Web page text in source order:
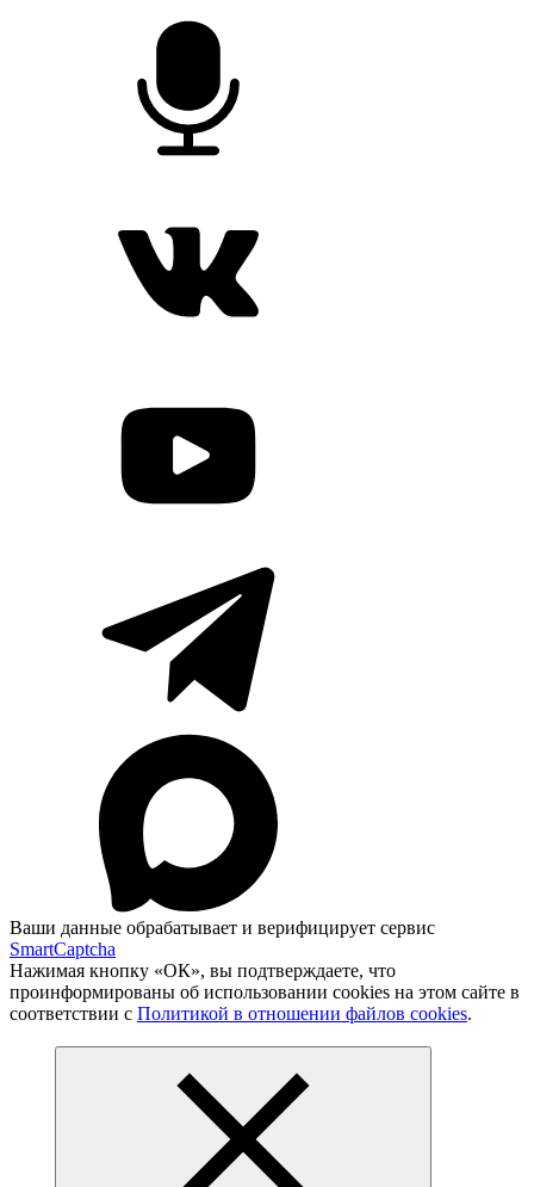
Ваши данные обрабатывает и верифицирует сервис
SmartCaptcha
Нажимая кнопку «ОК», вы подтверждаете, что
проинформированы об использовании cookies на этом сайте в
соответствии с Политикой в отношении файлов cookies.